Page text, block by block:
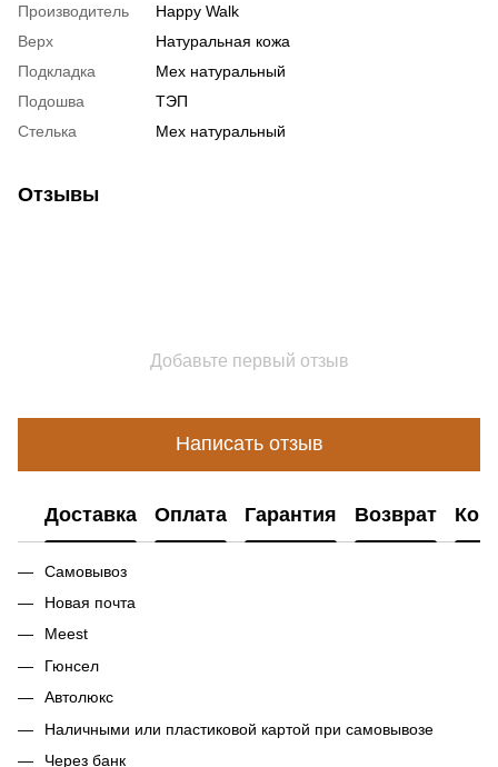
Производитель
Happy Walk
Верх
Натуральная кожа
Подкладка
Мех натуральный
Подошва
ТЭП
Стелька
Мех натуральный
Отзывы
Добавьте первый отзыв
Написать отзыв
Доставка Оплата Гарантия Возврат
Самовывоз
Новая почта
Meest
Гюнсел
Автолюкс
Наличными или пластиковой картой при самовывозе
Через банк